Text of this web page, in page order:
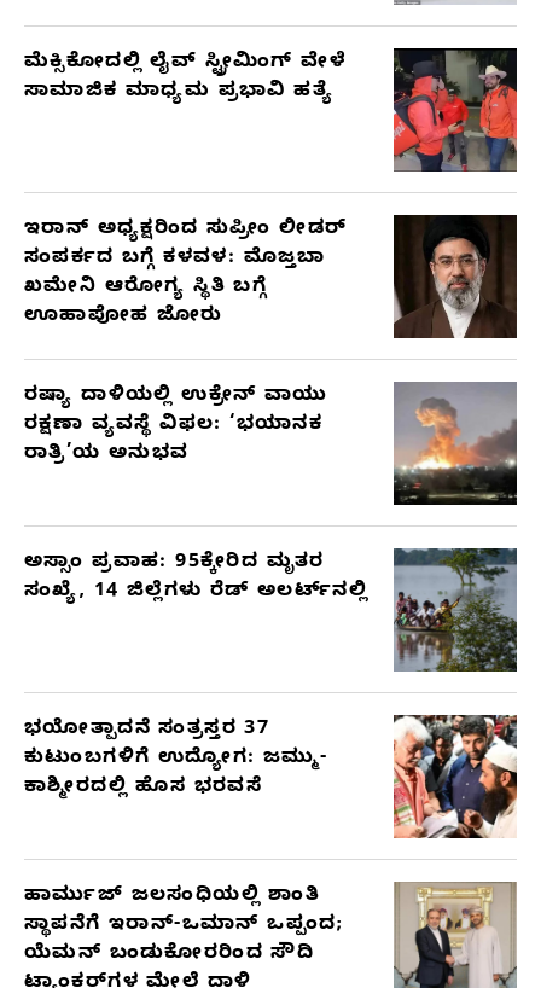
ಮೆಕ್ಸಿಕೋದಲ್ಲಿ ಲೈವ್ ಸ್ಟ್ರೀಮಿಂಗ್ ವೇಳೆ
ಸಾಮಾಜಿಕ ಮಾಧ್ಯಮ ಪ್ರಭಾವಿ ಹತ್ಯೆ
ಇರಾನ್ ಅಧ್ಯಕ್ಷರಿಂದ ಸುಪ್ರೀಂ ಲೀಡರ್
ಸಂಪರ್ಕದ ಬಗ್ಗೆ ಕಳವಳ: ಮೊಜ್ತಬಾ
ಖಮೇನಿ ಆರೋಗ್ಯ ಸ್ಥಿತಿ ಬಗ್ಗೆ
ಊಹಾಪೋಹ ಜೋರು
ರಷ್ಯಾ ದಾಳಿಯಲ್ಲಿ ಉಕ್ರೇನ್ ವಾಯು
ರಕ್ಷಣಾ ವ್ಯವಸ್ಥೆ ವಿಫಲ: ‘ಭಯಾನಕ
ರಾತ್ರಿ’ಯ ಅನುಭವ
ಅಸ್ಸಾಂ ಪ್ರವಾಹ: 95ಕ್ಕೇರಿದ ಮೃತರ
ಸಂಖ್ಯೆ, 14 ಜಿಲ್ಲೆಗಳು ರೆಡ್ ಅಲರ್ಟ್‌ನಲ್ಲಿ
ಭಯೋತ್ಪಾದನೆ ಸಂತ್ರಸ್ತರ 37
ಕುಟುಂಬಗಳಿಗೆ ಉದ್ಯೋಗ: ಜಮ್ಮು-
ಕಾಶ್ಮೀರದಲ್ಲಿ ಹೊಸ ಭರವಸೆ
ಹಾರ್ಮುಜ್ ಜಲಸಂಧಿಯಲ್ಲಿ ಶಾಂತಿ
ಸ್ಥಾಪನೆಗೆ ಇರಾನ್-ಒಮಾನ್ ಒಪ್ಪಂದ;
ಯೆಮನ್ ಬಂಡುಕೋರರಿಂದ ಸೌದಿ